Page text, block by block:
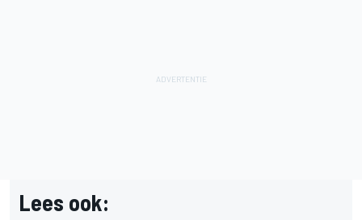
Lees ook: